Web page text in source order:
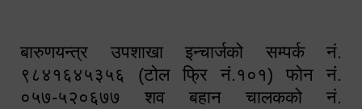
बारुणयन्त्र उपशाखा इन्चार्जको सम्पर्क नं.
९८४१६४५३५६ (टोल फ्रि नं.१०१) फोन नं.
०५७-५२०६७७ शव बहान चालकको नं.